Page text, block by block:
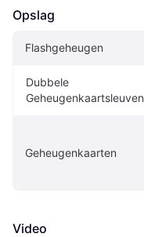
Opslag
Flashgeheugen
Dubbele
Geheugenkaartsleuven
Geheugenkaarten
Video